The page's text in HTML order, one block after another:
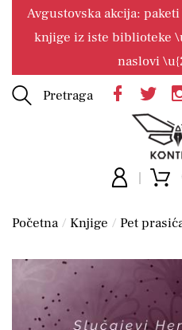
Avgustovska akcija:
knjige iz iste biblioteke
naslovi
Pretraga
Početna Knjige Pet